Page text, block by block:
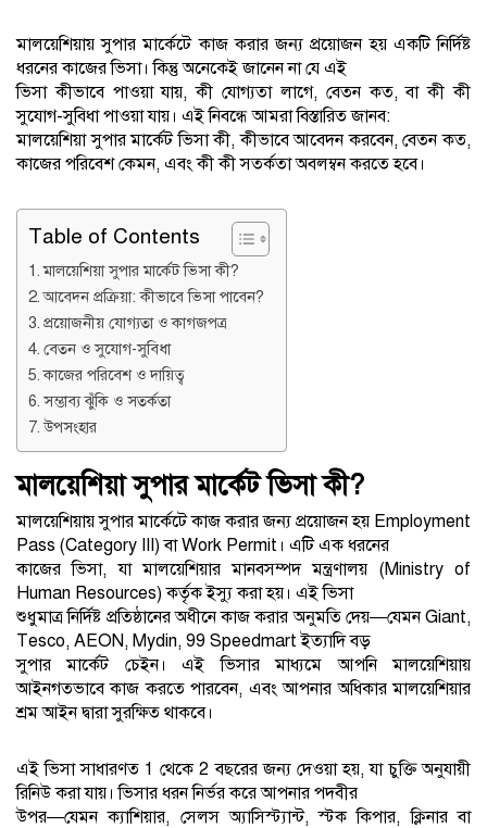
মালয়েশিয়ায় সুপার মার্কেটে কাজ করার জন্য প্রয়োজন হয় একটি নির্দিষ্ট
ধরনের কাজের ভিসা। কিন্তু অনেকেই জানেন না যে এই
ভিসা কীভাবে পাওয়া যায়, কী যোগ্যতা লাগে, বেতন কত, বা কী কী
সুযোগ-সুবিধা পাওয়া যায়। এই নিবন্ধে আমরা বিস্তারিত জানব:
মালয়েশিয়া সুপার মার্কেট ভিসা কী, কীভাবে আবেদন করবেন, বেতন কত,
কাজের পরিবেশ কেমন, এবং কী কী সতর্কতা অবলম্বন করতে হবে।
Table of Contents
মালয়েশিয়া সুপার মার্কেট ভিসা কী?
আবেদন প্রক্রিয়া: কীভাবে ভিসা পাবেন?
প্রয়োজনীয় যোগ্যতা ও কাগজপত্র
বেতন ও সুযোগ-সুবিধা
কাজের পরিবেশ ও দায়িত্ব
সম্ভাব্য ঝুঁকি ও সতর্কতা
উপসংহার
মালয়েশিয়া সুপার মার্কেট ভিসা কী?
মালয়েশিয়ায় সুপার মার্কেটে কাজ করার জন্য প্রয়োজন হয় Employment
Pass (Category III) বা Work Permit। এটি এক ধরনের
কাজের ভিসা, যা মালয়েশিয়ার মানবসম্পদ মন্ত্রণালয় (Ministry of
Human Resources) কর্তৃক ইস্যু করা হয়। এই ভিসা
শুধুমাত্র নির্দিষ্ট প্রতিষ্ঠানের অধীনে কাজ করার অনুমতি দেয়—যেমন Giant,
Tesco, AEON, Mydin, 99 Speedmart ইত্যাদি বড়
সুপার মার্কেট চেইন। এই ভিসার মাধ্যমে আপনি মালয়েশিয়ায়
আইনগতভাবে কাজ করতে পারবেন, এবং আপনার অধিকার মালয়েশিয়ার
শ্রম আইন দ্বারা সুরক্ষিত থাকবে।
এই ভিসা সাধারণত 1 থেকে 2 বছরের জন্য দেওয়া হয়, যা চুক্তি অনুযায়ী
রিনিউ করা যায়। ভিসার ধরন নির্ভর করে আপনার পদবীর
উপর—যেমন ক্যাশিয়ার, সেলস অ্যাসিস্ট্যান্ট, স্টক কিপার, ক্লিনার বা